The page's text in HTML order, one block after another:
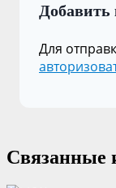
Для
Связанные